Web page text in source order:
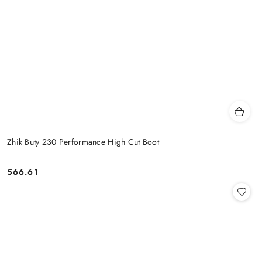
Zhik Buty 230 Performance High Cut Boot
Cena:
566.61